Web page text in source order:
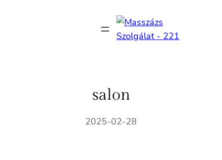
salon
2025-02-28